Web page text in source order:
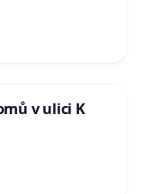
v ulici K